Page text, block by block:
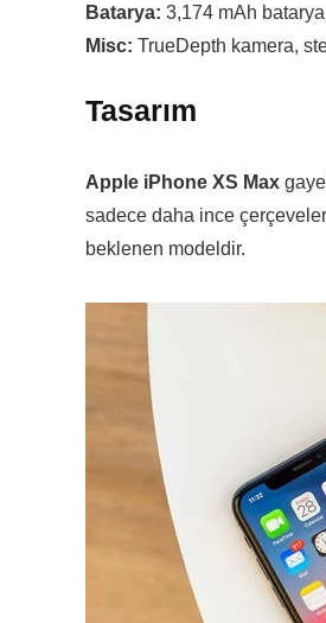
Batarya: 3,174 mAh
Misc: TrueDepth kamera,
Tasarım
Apple iPhone XS Max
sadece daha ince
beklenen modeldir.